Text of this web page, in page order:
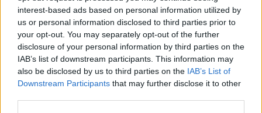
interest-based ads based on personal information utilized by
us or personal information disclosed to third parties prior to
your opt-out. You may separately opt-out of the further
disclosure of your personal information by third parties on the
IAB’s list of downstream participants. This information may
also be disclosed by us to third parties on the IAB’s List of
Downstream Participants that may further disclose it to other
un’esperienza più intima, vicina alla dimensione di
una casa di collezionisti, con una significativa
presenza di opere contemporanee e dell’arte
povera. In Liguria, l’Art Hotel Garden di Albissola
Marina affonda le proprie radici nella tradizione